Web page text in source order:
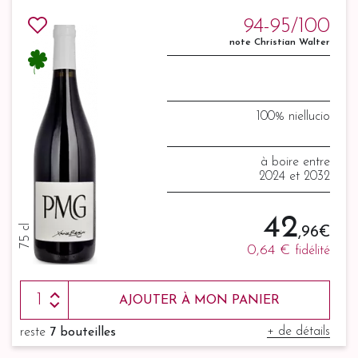
75 cl
94-95/100
note Christian Walter
100% niellucio
à boire entre
2024 et 2032
42,96 €
0,64 € fidélité
AJOUTER À MON PANIER
reste 7 bouteilles + de détails